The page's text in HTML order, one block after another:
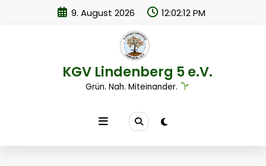
9. August 2026 12:02:12 PM
KGV Lindenberg 5 e.V.
Grün. Nah. Miteinander.